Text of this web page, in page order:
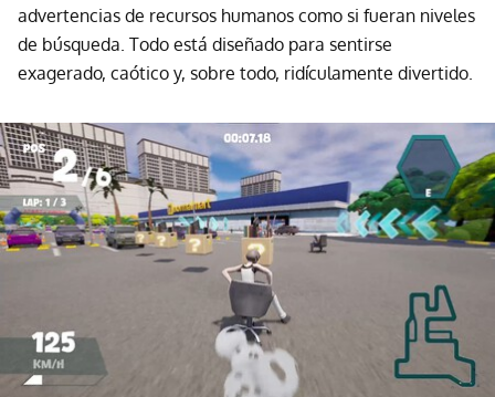
advertencias de recursos humanos como si fueran niveles
de búsqueda. Todo está diseñado para sentirse
exagerado, caótico y, sobre todo, ridículamente divertido.